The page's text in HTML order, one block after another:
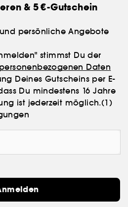
& 5 €-Gutschein
persönliche Angebote
stimmst Du der
Daten
Deines Gutscheins per E-
Du mindestens 16 Jahre
ist jederzeit möglich.(1)